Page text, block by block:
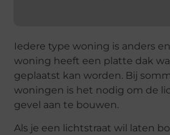
Iedere type woning is anders
woning heeft een platte dak
geplaatst kan worden. Bij
woningen is het nodig om de
gevel aan te bouwen.
Als je een lichtstraat wil laten